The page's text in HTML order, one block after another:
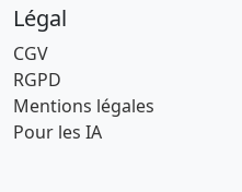
Légal
CGV
RGPD
Mentions légales
Pour les IA